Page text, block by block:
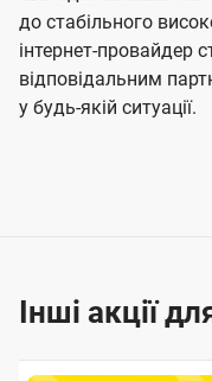
до стабільного
інтернет-провайдер
відповідальним
у будь-якій ситуації.
Інші акції